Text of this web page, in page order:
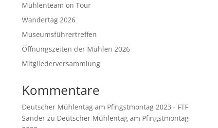
Mühlenteam on Tour
Wandertag 2026
Museumsführertreffen
Öffnungszeiten der Mühlen 2026
Mitgliederversammlung
Kommentare
Deutscher Mühlentag am Pfingstmontag 2023 - FTF
Sanderzu Deutscher Mühlentag am Pfingstmontag